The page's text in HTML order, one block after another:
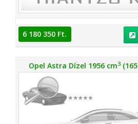
6 180 350 Ft.
Opel Astra Dízel 1956 cm3(165